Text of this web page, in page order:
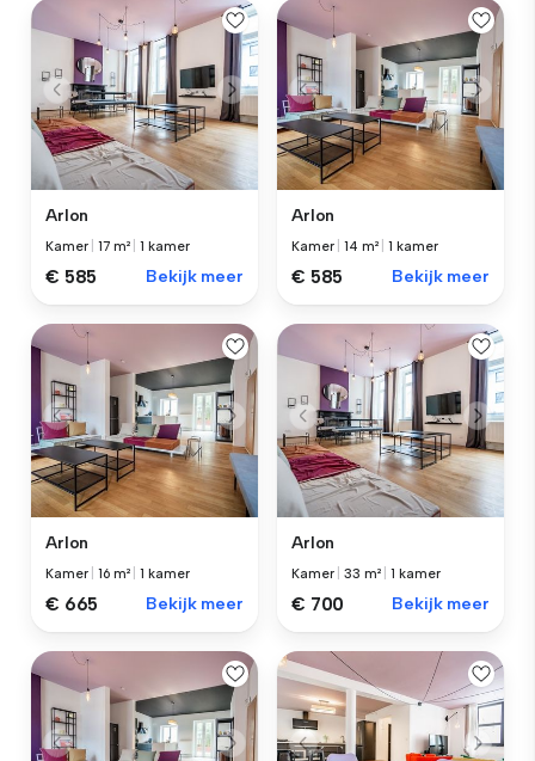
Arlon
Kamer |17 m² |1 kamer
€ 585 Bekijk meer
Arlon
Kamer |14 m² |1 kamer
€ 585 Bekijk meer
Arlon
Kamer |16 m² |1 kamer
€ 665 Bekijk meer
Arlon
Kamer |33 m² |1 kamer
€ 700 Bekijk meer